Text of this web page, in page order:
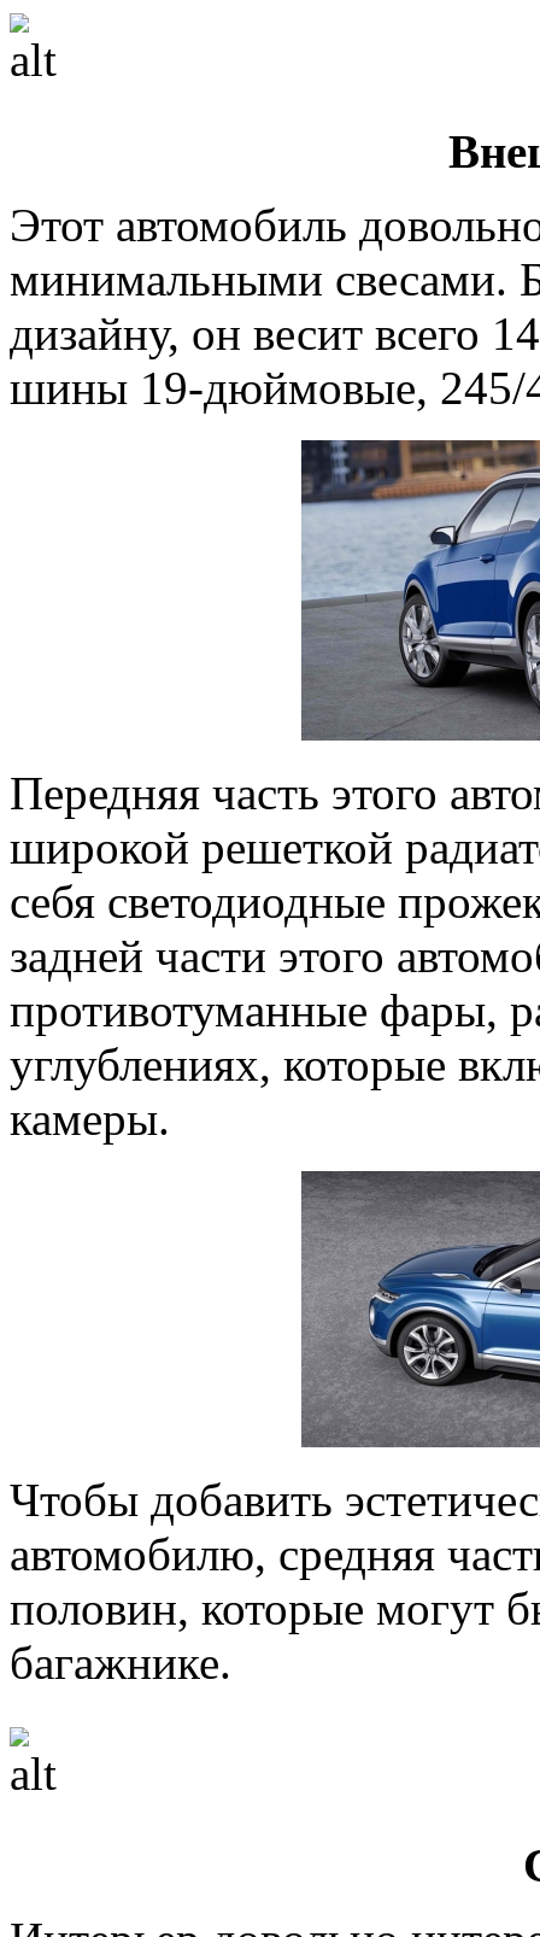
Этот автомобиль
минимальными свесами.
дизайну, он весит всего
шины 19-дюймовые, 245/
Передняя часть этого
широкой решеткой
себя светодиодные
задней части этого
противотуманные фары,
углублениях, которые
камеры.
Чтобы добавить
автомобилю, средняя
половин, которые могут
багажнике.